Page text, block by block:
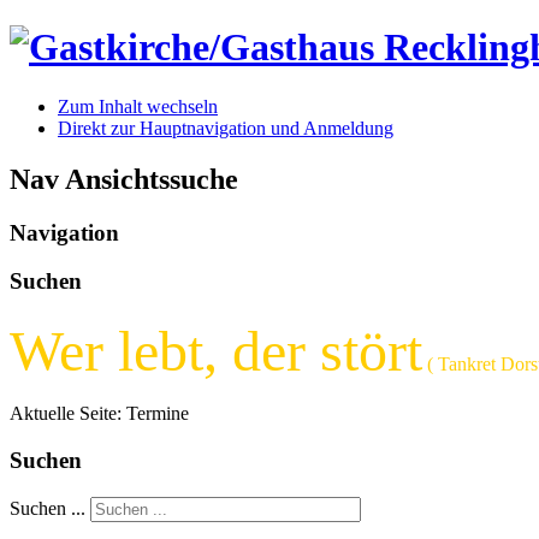
Zum Inhalt wechseln
Direkt zur Hauptnavigation und Anmeldung
Nav Ansichtssuche
Navigation
Suchen
Wer lebt, der stört ( Tankret
Aktuelle Seite: Termine
Suchen
Suchen ...